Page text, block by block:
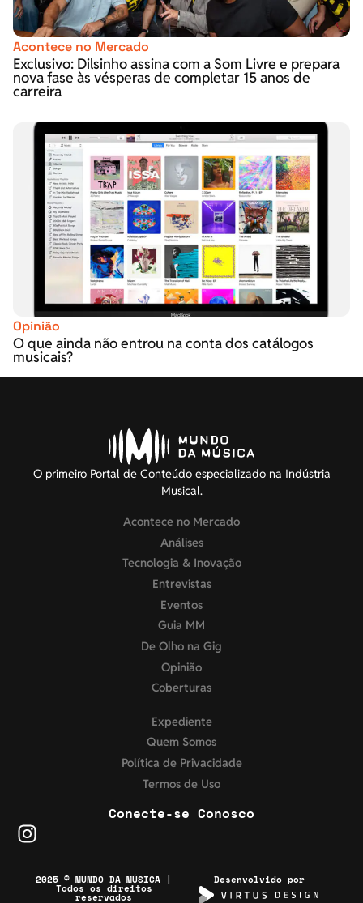
Acontece no Mercado
Exclusivo: Dilsinho assina com a Som Livre e prepara
nova fase às vésperas de completar 15 anos de
carreira
Opinião
O que ainda não entrou na conta dos catálogos
musicais?
O primeiro Portal de Conteúdo especializado na Indústria
Musical.
Acontece no Mercado
Análises
Tecnologia & Inovação
Entrevistas
Eventos
Guia MM
De Olho na Gig
Opinião
Coberturas
Expediente
Quem Somos
Política de Privacidade
Termos de Uso
Conecte-se Conosco
2025 © MUNDO DA MÚSICA |
Todos os direitos
reservados
Desenvolvido por